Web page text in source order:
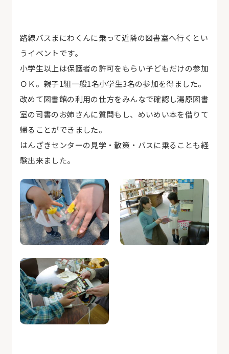
路線バスまにわくんに乗って近隣の図書室へ行くとい
うイベントです。
小学生以上は保護者の許可をもらい子どもだけの参加
ＯＫ。親子1組一般1名小学生3名の参加を得ました。
改めて図書館の利用の仕方をみんなで確認し湯原図書
室の司書のお姉さんに質問もし、めいめい本を借りて
帰ることができました。
はんざきセンターの見学・散策・バスに乗ることも経
験出来ました。